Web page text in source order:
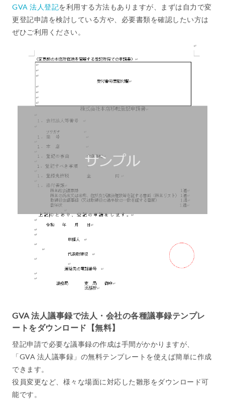
GVA 法人登記を利用する方法もありますが、まずは自力で変
更登記申請を検討している方や、必要書類を確認したい方は
ぜひご利用ください。
GVA 法人議事録で法人・会社の各種議事録テンプレ
ートをダウンロード【無料】
登記申請で必要な議事録の作成は手間がかかりますが、
「GVA 法人議事録」の無料テンプレートを使えば簡単に作成
できます。
役員変更など、様々な場面に対応した雛形をダウンロード可
能です。